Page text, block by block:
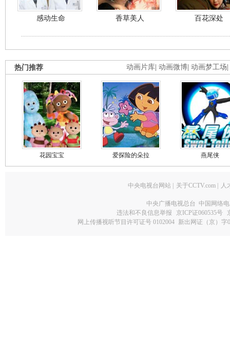
感动生命 香草美人 百花深处
动画片库 动画微博 动画梦工场
热门推荐
花园宝宝 爱探险的朵拉 燕尾侠
中央电视台网站 关于CCTV.com 人
中央广播电视总台 中国网络
违法和不良信息举报
京ICP证060535号
网上传播视听节目许可证号 0102004 新出网证（京）